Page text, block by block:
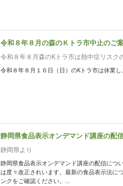
令和８年８月の森のＫトラ市中止のご
令和８年８月森のKトラ市は熱中症リスク
令和８年８月１６日（日）のKトラ市は休業し
静岡県食品表示オンデマンド講座の配
静岡県より
静岡県食品表示オンデマンド講座の配信につ
は度々改正されいます。最新の食品表示法に
ンクをご確認ください。...